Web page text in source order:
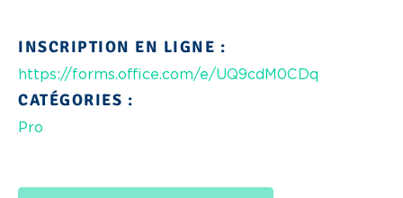
INSCRIPTION EN LIGNE :
https://forms.office.com/e/UQ9cdM0CDq
CATÉGORIES :
Pro